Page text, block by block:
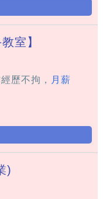
室】
歷不拘，
月薪
)